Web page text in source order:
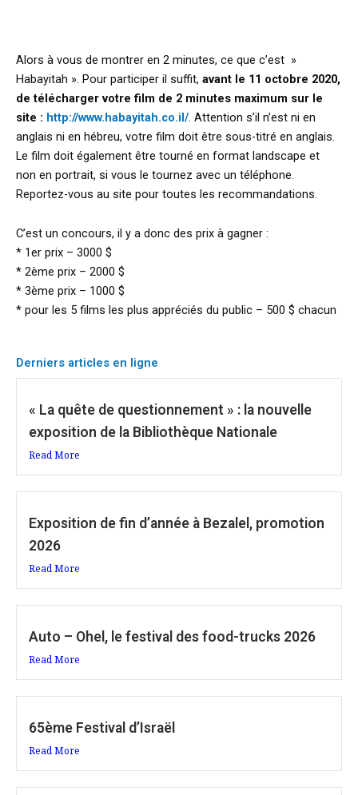
Alors à vous de montrer en 2 minutes, ce que c’est »
Habayitah ». Pour participer il suffit, avant le 11 octobre 2020,
de télécharger votre film de 2 minutes maximum sur le
site : http://www.habayitah.co.il/. Attention s’il n’est ni en
anglais ni en hébreu, votre film doit être sous-titré en anglais.
Le film doit également être tourné en format landscape et
non en portrait, si vous le tournez avec un téléphone.
Reportez-vous au site pour toutes les recommandations.
C’est un concours, il y a donc des prix à gagner :
* 1er prix – 3000 $
* 2ème prix – 2000 $
* 3ème prix – 1000 $
* pour les 5 films les plus appréciés du public – 500 $ chacun
Derniers articles en ligne
« La quête de questionnement » : la nouvelle
exposition de la Bibliothèque Nationale
Read More
Exposition de fin d’année à Bezalel, promotion
2026
Read More
Auto – Ohel, le festival des food-trucks 2026
Read More
65ème Festival d’Israël
Read More